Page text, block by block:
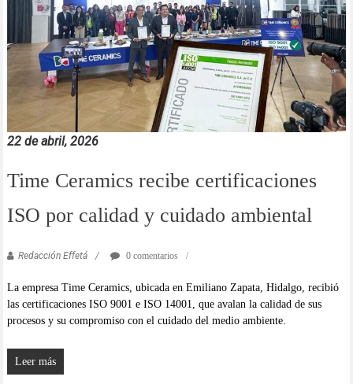
22 de abril, 2026
Time Ceramics recibe certificaciones
ISO por calidad y cuidado ambiental
Redacción Effetá 0 comentarios
La empresa Time Ceramics, ubicada en Emiliano Zapata, Hidalgo, recibió
las certificaciones ISO 9001 e ISO 14001, que avalan la calidad de sus
procesos y su compromiso con el cuidado del medio ambiente.
Leer más